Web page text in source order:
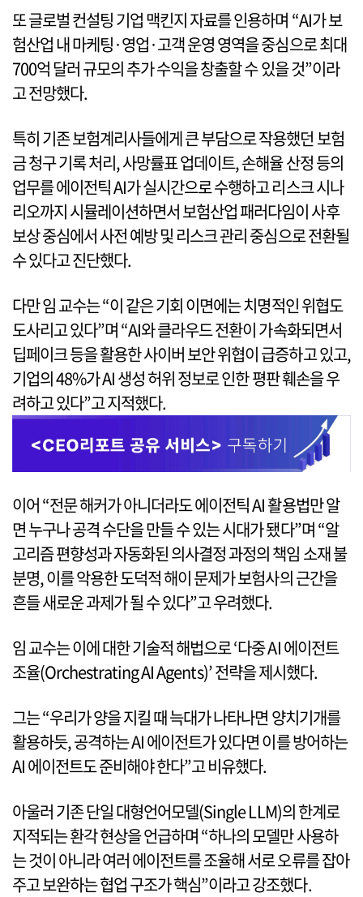
또 글로벌 컨설팅 기업 맥킨지 자료를 인용하며 “AI가 보
험산업 내 마케팅·영업·고객 운영 영역을 중심으로 최대
700억 달러 규모의 추가 수익을 창출할 수 있을 것”이라
고 전망했다.
특히 기존 보험계리사들에게 큰 부담으로 작용했던 보험
금 청구 기록 처리, 사망률표 업데이트, 손해율 산정 등의
업무를 에이전틱 AI가 실시간으로 수행하고 리스크 시나
리오까지 시뮬레이션하면서 보험산업 패러다임이 사후
보상 중심에서 사전 예방 및 리스크 관리 중심으로 전환될
수 있다고 진단했다.
다만 임 교수는 “이 같은 기회 이면에는 치명적인 위협도
도사리고 있다”며 “AI와 클라우드 전환이 가속화되면서
딥페이크 등을 활용한 사이버 보안 위협이 급증하고 있고,
기업의 48%가 AI 생성 허위 정보로 인한 평판 훼손을 우
려하고 있다”고 지적했다.
이어 “전문 해커가 아니더라도 에이전틱 AI 활용법만 알
면 누구나 공격 수단을 만들 수 있는 시대가 됐다”며 “알
고리즘 편향성과 자동화된 의사결정 과정의 책임 소재 불
분명, 이를 악용한 도덕적 해이 문제가 보험사의 근간을
흔들 새로운 과제가 될 수 있다”고 우려했다.
임 교수는 이에 대한 기술적 해법으로 ‘다중 AI 에이전트
조율(Orchestrating AI Agents)’ 전략을 제시했다.
그는 “우리가 양을 지킬 때 늑대가 나타나면 양치기개를
활용하듯, 공격하는 AI 에이전트가 있다면 이를 방어하는
AI 에이전트도 준비해야 한다”고 비유했다.
아울러 기존 단일 대형언어모델(Single LLM)의 한계로
지적되는 환각 현상을 언급하며 “하나의 모델만 사용하
는 것이 아니라 여러 에이전트를 조율해 서로 오류를 잡아
주고 보완하는 협업 구조가 핵심”이라고 강조했다.